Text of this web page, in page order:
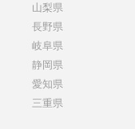
山梨県
長野県
岐阜県
静岡県
愛知県
三重県